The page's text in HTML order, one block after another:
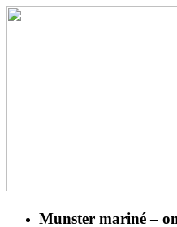
Munster mariné –